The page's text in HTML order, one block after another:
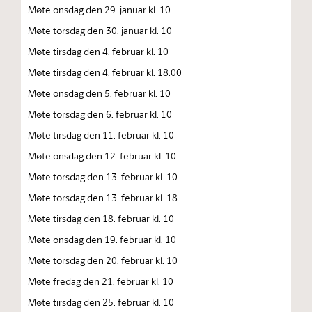
Møte onsdag den 29. januar kl. 10
Møte torsdag den 30. januar kl. 10
Møte tirsdag den 4. februar kl. 10
Møte tirsdag den 4. februar kl. 18.00
Møte onsdag den 5. februar kl. 10
Møte torsdag den 6. februar kl. 10
Møte tirsdag den 11. februar kl. 10
Møte onsdag den 12. februar kl. 10
Møte torsdag den 13. februar kl. 10
Møte torsdag den 13. februar kl. 18
Møte tirsdag den 18. februar kl. 10
Møte onsdag den 19. februar kl. 10
Møte torsdag den 20. februar kl. 10
Møte fredag den 21. februar kl. 10
Møte tirsdag den 25. februar kl. 10